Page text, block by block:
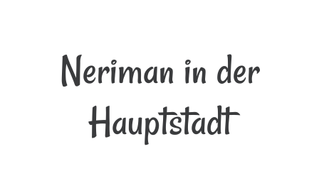
Neriman in der
Hauptstadt